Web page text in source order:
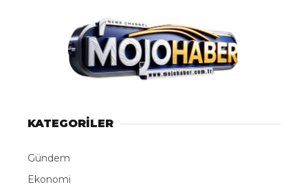
KATEGORİLER
Gündem
Ekonomi